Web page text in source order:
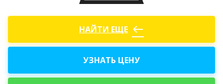
НАЙТИ ЕЩЕ west
УЗНАТЬ ЦЕНУ